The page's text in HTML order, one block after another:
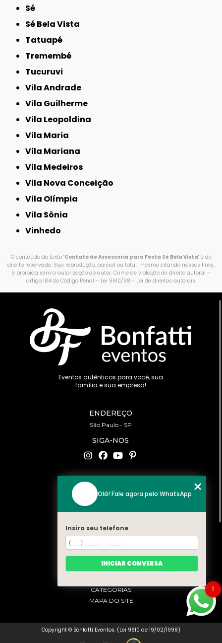
Sé
Sé Bela Vista
Tatuapé
Tremembé
Tucuruvi
Vila Andrade
Vila Guilherme
Vila Leopoldina
Vila Maria
Vila Mariana
Vila Medeiros
Vila Nova Conceição
Vila Olímpia
Vila Sônia
Vinhedo
O conteúdo do texto "Contato de Assessoria para Festa Sé Bela Vista" é de
direito reservado. Sua reprodução, parcial ou total, mesmo citando nossos links,
é proibida sem a autorização do autor. Crime de violação de direito autoral –
artigo 184 do Código Penal – Lei 9610/98 - Lei de direitos autorais.
Eventos autênticos para você, sua
família e sua empresa!
ENDEREÇO
São Paulo - SP
SIGA-NOS
CONTATO
(11) 94519-2422
contato@bonfattieventos.com.br
MENU
HOME
A BONFATTI
SERVIÇOS
CATEGORIAS
MAPA DO SITE
Copyright © Bonfatti Eventos. (Lei 9610 de 19/02/1998)
1
Olá! Fale agora pelo WhatsApp
Insira seu telefone
INICIAR CONVERSA